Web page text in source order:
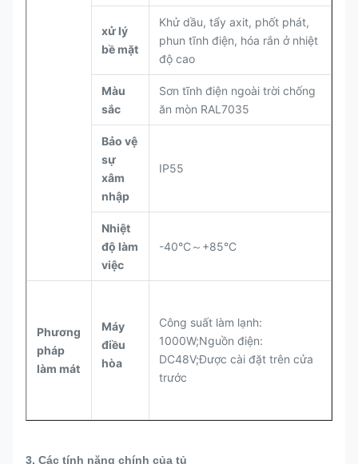
xử lý
bề mặt
Khử dầu, tẩy axit, phốt phát,
phun tĩnh điện, hóa rắn ở nhiệt
độ cao
Màu
sắc
Sơn tĩnh điện ngoài trời chống
ăn mòn RAL7035
Bảo vệ
sự
xâm
nhập
IP55
Nhiệt
độ làm
việc
-40°C～+85°C
Phương
pháp
làm mát
Máy
điều
hòa
Công suất làm lạnh:
1000W;Nguồn điện:
DC48V;Được cài đặt trên cửa
trước
3. Các tính năng chính của tủ